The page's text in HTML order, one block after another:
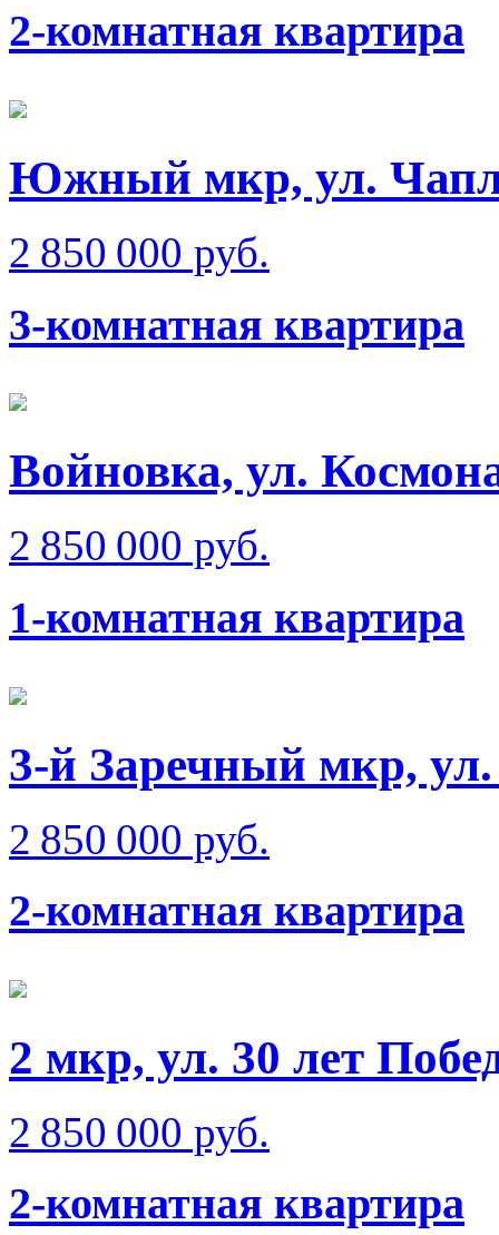
2-комнатная квартира
Южный мкр, ул.
2 850 000 руб.
3-комнатная квартира
Войновка, ул.
2 850 000 руб.
1-комнатная квартира
3-й Заречный мкр,
2 850 000 руб.
2-комнатная квартира
2 мкр, ул. 30 лет
2 850 000 руб.
2-комнатная квартира